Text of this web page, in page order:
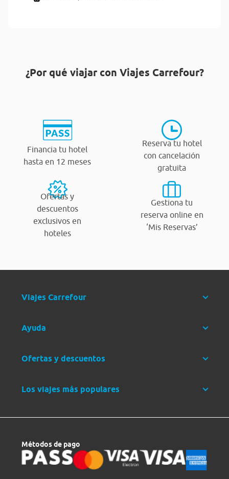
¿Por qué viajar con Viajes Carrefour?
Financia tu hotel
hasta en 12 meses
Reserva tu hotel
con cancelación
gratuita
Ofertas y
descuentos
exclusivos en
hoteles
Gestiona tu
reserva online en
‘Mis Reservas’
Viajes Carrefour
Ayuda
Ofertas y descuentos
Los viajes más populares
Métodos de pago